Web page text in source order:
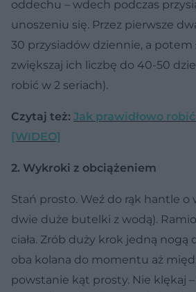
oddechu – wdech podczas
unoszeniu się. Przez pierwsze
30 przysiadów dziennie, a
zwiększaj ich liczbę do 40-50
robić w 2 seriach).
Czytaj też: Jak prawidłowo
[WIDEO]
2. Wykroki z obciążeniem
Stań prosto. Weź do rąk hantle o
dwie duże butelki z wodą).
ciała. Zrób duży krok jedną nogą
oba kolana do momentu aż
powstanie kąt prosty. Nie klękaj